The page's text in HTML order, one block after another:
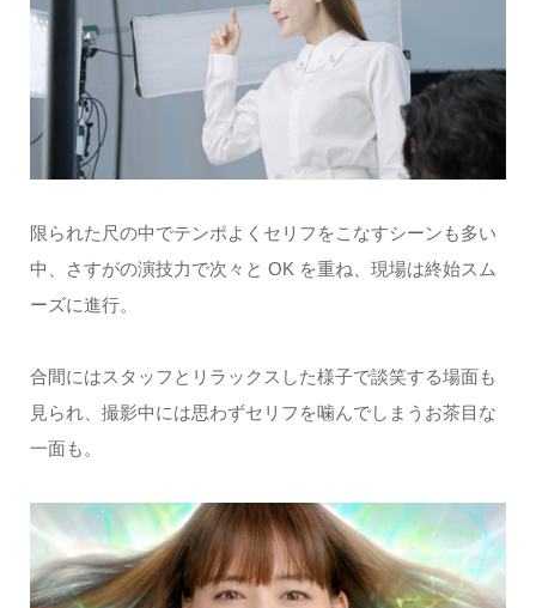
限られた尺の中でテンポよくセリフをこなすシーンも多い
中、さすがの演技力で次々と OK を重ね、現場は終始スム
ーズに進行。
合間にはスタッフとリラックスした様子で談笑する場面も
見られ、撮影中には思わずセリフを噛んでしまうお茶目な
一面も。